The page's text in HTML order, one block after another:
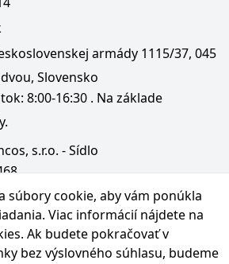
súbory cookie, aby vám ponúkla
Viac informácií nájdete na
. Ak budete pokračovať v
bez výslovného súhlasu, budeme
armády 1115/37, 045
Slovensko
8:00-16:30 . Na základe
s.r.o. - Sídlo
4, 831 06 Bratislava - m. č.